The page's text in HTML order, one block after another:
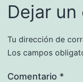
Dejar
Tu dirección de
Los campos
Comentario *